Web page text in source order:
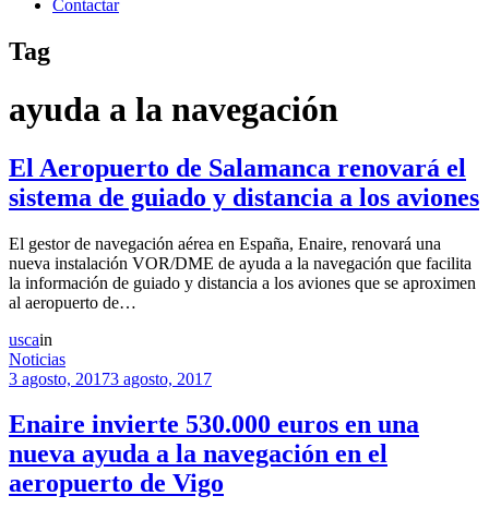
Contactar
Tag
ayuda a la navegación
El Aeropuerto de Salamanca renovará el
sistema de guiado y distancia a los aviones
El gestor de navegación aérea en España, Enaire, renovará una
nueva instalación VOR/DME de ayuda a la navegación que facilita
la información de guiado y distancia a los aviones que se aproximen
al aeropuerto de…
uscain
Noticias
3 agosto, 20173 agosto, 2017
Enaire invierte 530.000 euros en una
nueva ayuda a la navegación en el
aeropuerto de Vigo